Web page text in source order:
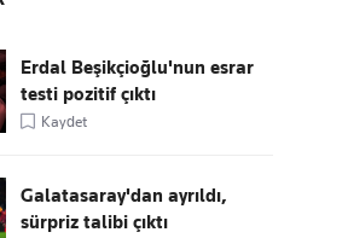
olun, gündemi
Erdal Beşikçioğlu'nun esrar
testi pozitif çıktı
Kaydet
Galatasaray'dan ayrıldı,
sürpriz talibi çıktı